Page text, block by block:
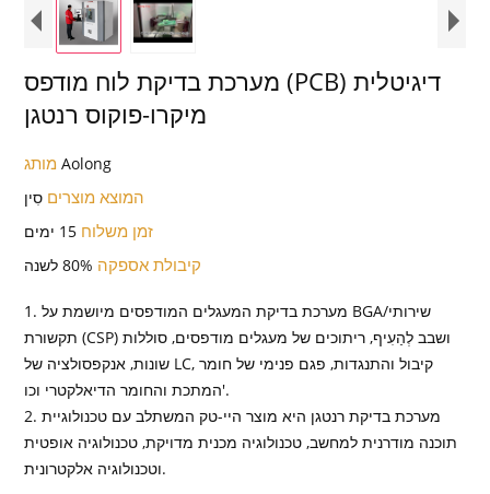
מערכת בדיקת לוח מודפס (PCB) דיגיטלית
מיקרו-פוקוס רנטגן
מותגAolong
המוצא מוצרים סִין
זמן משלוח 15 ימים
קיבולת אספקה 80% לשנה
1. מערכת בדיקת המעגלים המודפסים מיושמת על BGA/שירותי
תקשורת (CSP) ושבב לְהַעִיף, ריתוכים של מעגלים מודפסים, סוללות
שונות, אנקפסולציה של LC, קיבול והתנגדות, פגם פנימי של חומר
המתכת והחומר הדיאלקטרי וכו'.
2. מערכת בדיקת רנטגן היא מוצר היי-טק המשתלב עם טכנולוגיית
תוכנה מודרנית למחשב, טכנולוגיה מכנית מדויקת, טכנולוגיה אופטית
וטכנולוגיה אלקטרונית.